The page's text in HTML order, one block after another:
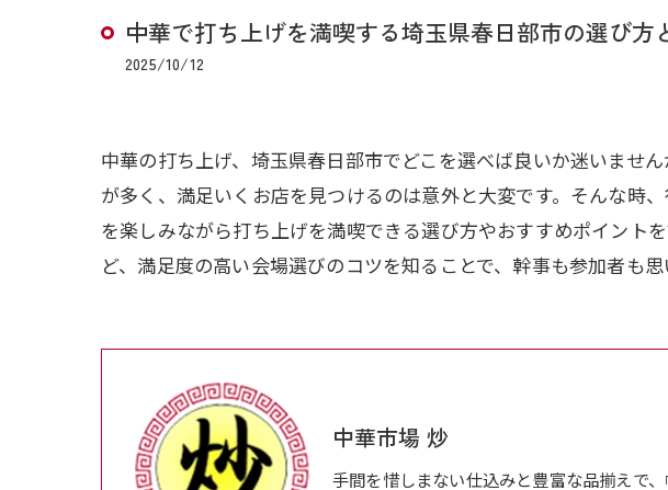
中華で打ち上げを満喫する埼玉県春日部市の選び方
2025/10/12
中華の打ち上げ、埼玉県春日部市でどこを選べば良いか迷いませ
が多く、満足いくお店を見つけるのは意外と大変です。そんな時
を楽しみながら打ち上げを満喫できる選び方やおすすめポイント
ど、満足度の高い会場選びのコツを知ることで、幹事も参加者も思
中華市場 炒
手間を惜しまない仕込みと豊富な品揃えで